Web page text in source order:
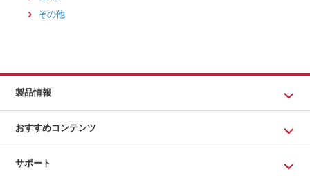
その他
製品情報
おすすめコンテンツ
サポート